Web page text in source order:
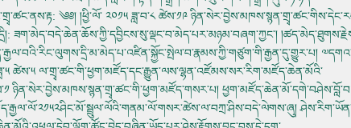
: ༄༅། །ཕྱི་ལོ་ ༢༠༡༥ ཟླ་བ་༨ ཚེས་༡༩
: ཟག་མེད་བདེ་ཆེན་ཆོས་ཀྱི་དབྱིངས་སུ་ལྡང་བ་མེད་པར་མཉམ་བཞག་ཀྱང་།
ཚེས་༥ ལ་གྲྭ་ཚང་གི་ཕྱག་མཛོད་དང་རྒྱུན་ལས་ལྷན་འཛོམས་སར་རིག་མཛོད་ཆེན་མོའི་
ཉིན་སེར་བྱེས་མཁས་སྙན་གྲྭ་ཚང་གི་ཕྱག་མཛོད་གསར་པ། ཕྱག་མཛོད་ཆེན་མོ་དགེ་བཤེས་བློ་བ